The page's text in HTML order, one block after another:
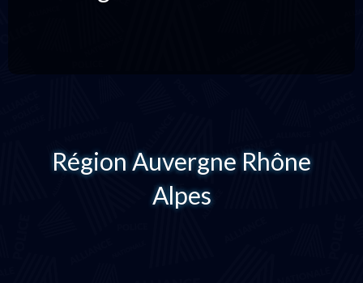
Région Auvergne Rhône
Alpes